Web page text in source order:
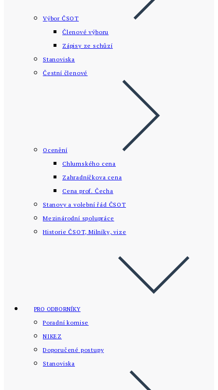
Výbor ČSOT
Členové výboru
Zápisy ze schůzí
Stanoviska
Čestní členové
Ocenění
Chlumského cena
Zahradníčkova cena
Cena prof. Čecha
Stanovy a volební řád ČSOT
Mezinárodní spolupráce
Historie ČSOT, Milníky, vize
PRO ODBORNÍKY
Poradní komise
NIKEZ
Doporučené postupy
Stanoviska